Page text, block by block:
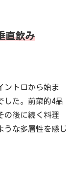
直飲み
ントロから始ま
した。前菜的4品
の後に続く料理
うな多層性を感じ